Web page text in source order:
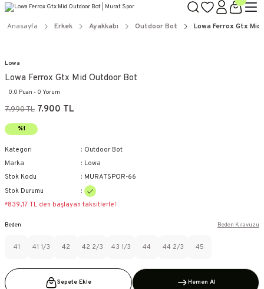
Anasayfa Erkek Ayakkabı Outdoor Bot Lowa Ferrox Gtx
Lowa
Lowa Ferrox Gtx Mid Outdoor Bot
0.0 Puan - 0 Yorum
7.990 TL 7.900 TL
%1
Kategori
Outdoor Bot
Marka
Lowa
Stok Kodu
MURATSPOR-66
Stok Durumu
*839,17 TL den başlayan taksitlerle!
Beden
41 41 1/3 42 42 2/3 43 1/3 44 44 2/3 45
Beden Kılavuzu
Sepete Ekle Hemen Al